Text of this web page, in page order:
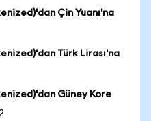
Çin Yuanı'na
Türk Lirası'na
Güney Kore